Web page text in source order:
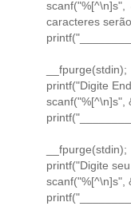
caracteres
__fpurge(stdin);
printf("Digite
scanf("%[^\n]s",
__fpurge(stdin);
printf("Digite
scanf("%[^\n]s",